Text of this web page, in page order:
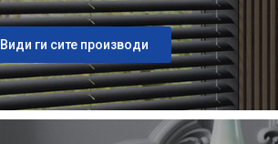
Види ги сите производи